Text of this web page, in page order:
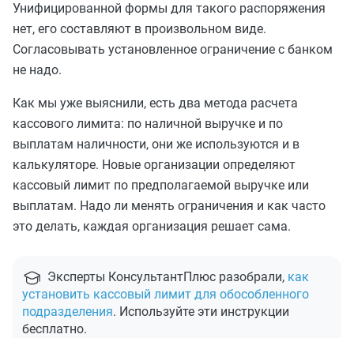
Унифицированной формы для такого распоряжения
нет, его составляют в произвольном виде.
Согласовывать установленное ограничение с банком
не надо.
Как мы уже выяснили, есть два метода расчета
кассового лимита: по наличной выручке и по
выплатам наличности, они же используются и в
калькуляторе. Новые организации определяют
кассовый лимит по предполагаемой выручке или
выплатам. Надо ли менять ограничения и как часто
это делать, каждая организация решает сама.
Эксперты КонсультантПлюс разобрали, как
установить кассовый лимит для обособленного
подразделения. Используйте эти инструкции
бесплатно.